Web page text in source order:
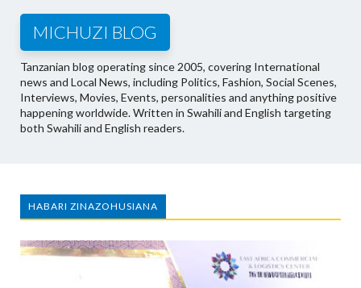
MICHUZI BLOG
Tanzanian blog operating since 2005, covering International
news and Local News, including Politics, Fashion, Social Scenes,
Interviews, Movies, Events, personalities and anything positive
happening worldwide. Written in Swahili and English targeting
both Swahili and English readers.
HABARI ZINAZOHUSIANA